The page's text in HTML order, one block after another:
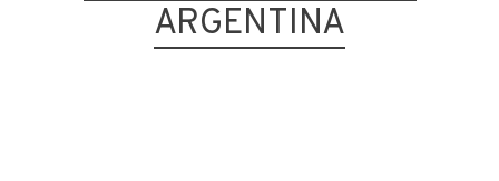
ARGENTINA